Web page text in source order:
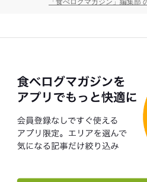
「食べログマガジン」編集部